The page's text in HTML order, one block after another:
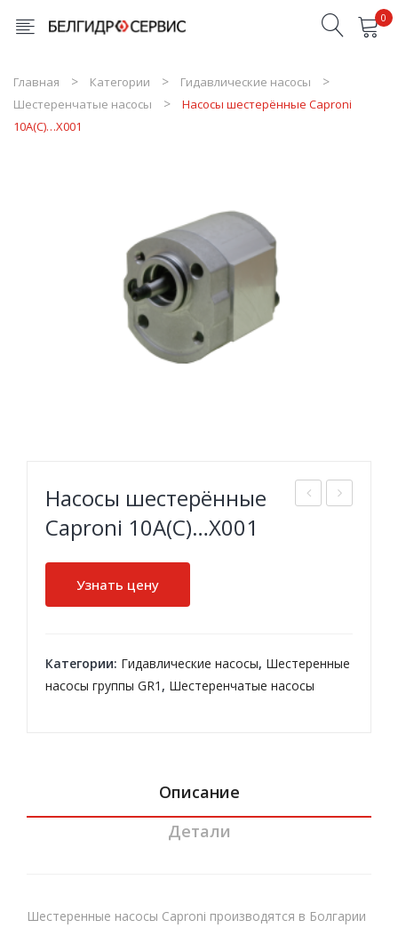
0
Главная Категории
Гидавлические насосы
Шестеренчатые насосы
Насосы шестерённые Caproni
10A(C)…X001
-по
рш
руе
V
е
X00
Насосы шестерённые
Caproni 10A(C)…X001
Узнать цену
Категории: Гидавлические насосы, Шестеренные
насосы группы GR1 , Шестеренчатые насосы
Описание
Детали
Шестеренные насосы Caproni производятся в Болгарии